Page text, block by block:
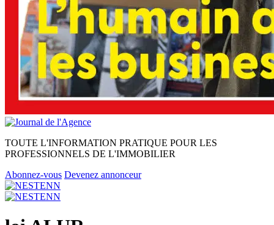
TOUTE L'INFORMATION PRATIQUE POUR LES
PROFESSIONNELS DE L'IMMOBILIER
Abonnez-vous Devenez annonceur